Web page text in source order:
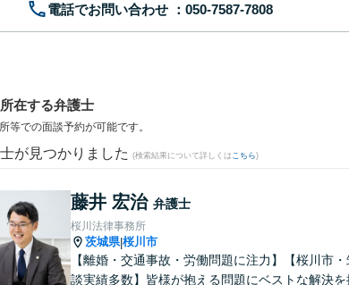
電話でお問い合わせ
在する弁護士
等での面談予約が可能です。
が見つかりました (検索結果について詳しくは こちら)
藤井 宏治 弁護士
桜川法律事務所
茨城県|桜川市
【離婚・交通事故・労働問題に注力】【桜川市
談実績多数】皆様が抱える問題にベストな解決を